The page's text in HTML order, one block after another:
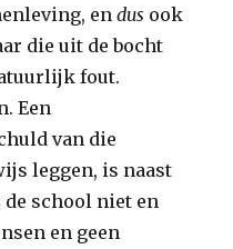
endus ook
die uit de bocht
fout.
Een
van die
leggen, is naast
school niet en
en geen